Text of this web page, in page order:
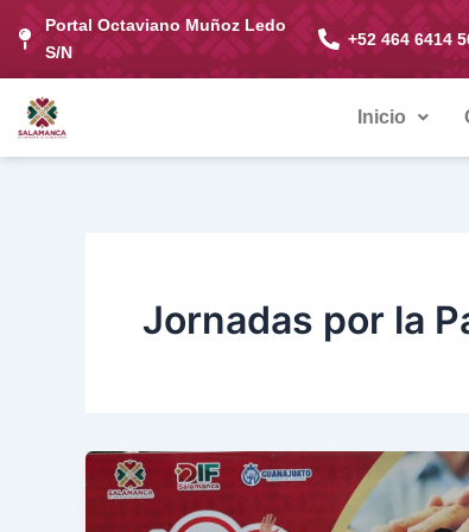
contenido
Portal Octaviano Muñoz Ledo
S/N
+52 464 6414
Inicio
Jornadas por la